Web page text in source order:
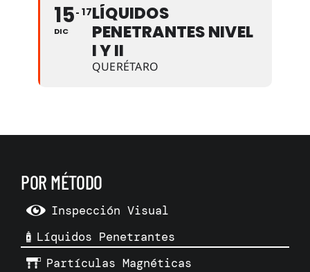
15
DIC
17LÍQUIDOS
PENETRANTES NIVEL
I Y II
QUERÉTARO
POR MÉTODO
Inspección Visual
Líquidos Penetrantes
Partículas Magnéticas